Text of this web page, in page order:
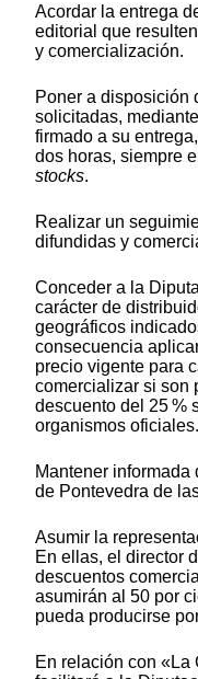
Acordar la entrega
editorial que
y comercialización.
Poner a disposición
solicitadas,
firmado a su
dos horas, siempre
stocks.
Realizar un
difundidas y
Conceder a la
carácter de
geográficos
consecuencia
precio vigente para
comercializar si son
descuento del 25 %
organismos oficiales.
Mantener
de Pontevedra de
Asumir la
En ellas, el director
descuentos
asumirán al 50 por
pueda producirse
En relación con «La